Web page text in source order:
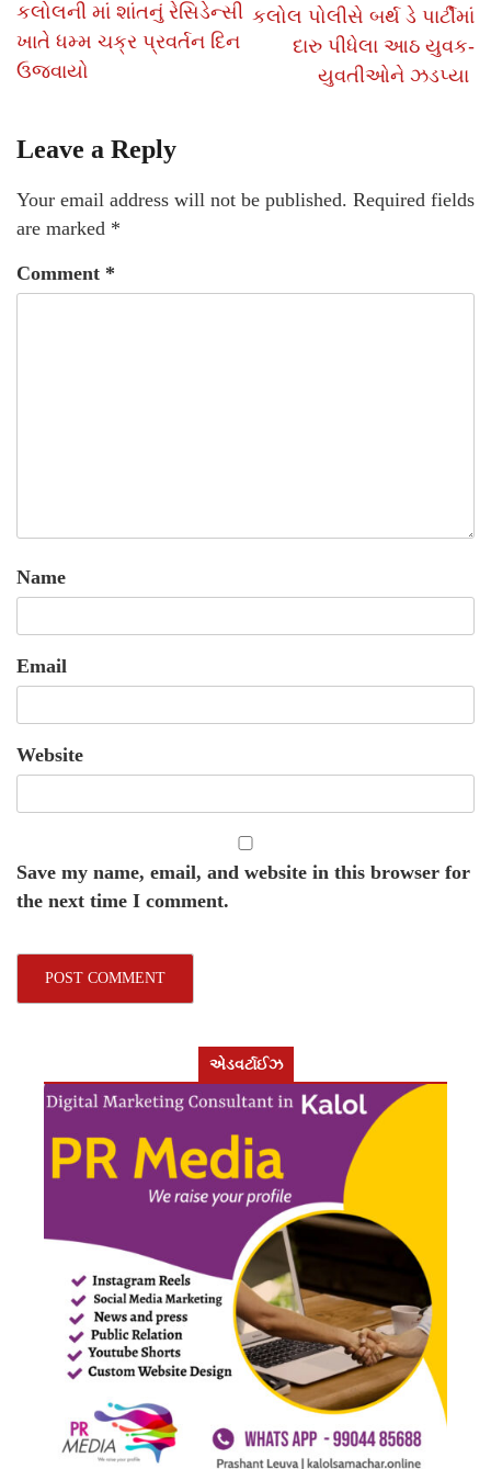
કલોલની માં શાંતનું રેસિડેન્સી
ખાતે ધમ્મ ચક્ર પ્રવર્તન દિન
ઉજવાયો
કલોલ પોલીસે બર્થ ડે પાર્ટીમાં
દારુ પીધેલા આઠ યુવક-
યુવતીઓને ઝડપ્યા
Leave a Reply
Your email address will not be published. Required fields
are marked *
Comment *
Name
Email
Website
Save my name, email, and website in this browser for
the next time I comment.
એડવર્ટાઈઝ